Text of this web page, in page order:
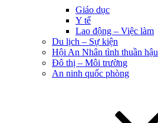
Giáo dục
Y tế
Lao động – Việc làm
Du lịch – Sự kiện
Hội An Nhân tình thuần hậu
Đô thị – Môi trường
An ninh quốc phòng